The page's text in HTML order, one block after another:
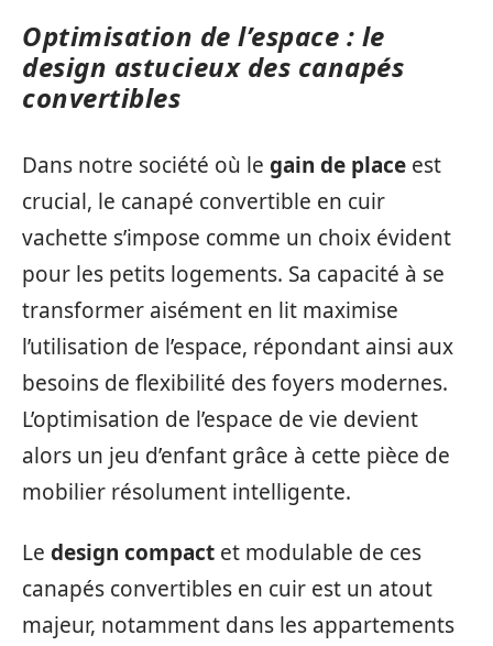
Optimisation de l’espace : le
design astucieux des canapés
convertibles
Dans notre société où le gain de place est
crucial, le canapé convertible en cuir
vachette s’impose comme un choix évident
pour les petits logements. Sa capacité à se
transformer aisément en lit maximise
l’utilisation de l’espace, répondant ainsi aux
besoins de flexibilité des foyers modernes.
L’optimisation de l’espace de vie devient
alors un jeu d’enfant grâce à cette pièce de
mobilier résolument intelligente.
Le design compact et modulable de ces
canapés convertibles en cuir est un atout
majeur, notamment dans les appartements